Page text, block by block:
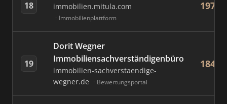
18 immobilien.mitula.com
Immobilienplattform
197
19
Dorit Wegner
Immobiliensachverständigenbüro
immobilien-sachverstaendige-
wegner.de
Bewertungsportal
184